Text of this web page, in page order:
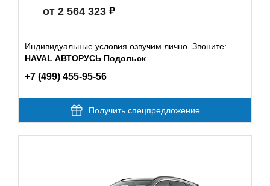
от 2 564 323
Индивидуальные условия озвучим лично. Звоните:
HAVAL АВТОРУСЬ Подольск
+7 (499) 455-95-56
Получить спецпредложение